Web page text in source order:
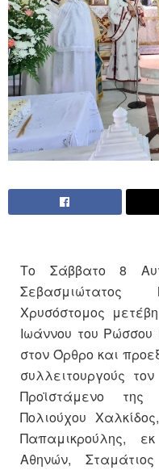
Το Σάββατο 8
Σεβασμιώτατος
Χρυσόστομος
Ιωάννου του Ρώσσου
στον Όρθρο και
συλλειτουργούς
Προϊστάμενο
Πολιούχου
Παπαμικρούλης,
Αθηνών,